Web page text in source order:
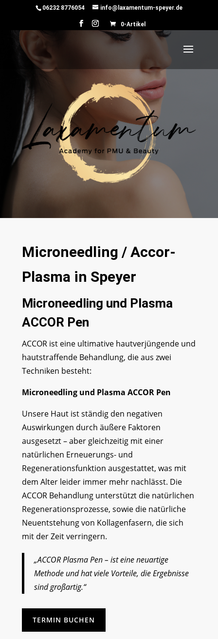
06232 8776054 info@laxamentum-speyer.de
0-Artikel
Microneedling / Accor-
Plasma in Speyer
Microneedling und Plasma
ACCOR Pen
ACCOR ist eine ultimative hautverjüngende und
hautstraffende Behandlung, die aus zwei
Techniken besteht:
Microneedling und Plasma ACCOR Pen
Unsere Haut ist ständig den negativen
Auswirkungen durch äußere Faktoren
ausgesetzt – aber gleichzeitig mit einer
natürlichen Erneuerungs- und
Regenerationsfunktion ausgestattet, was mit
dem Alter leider immer mehr nachlässt. Die
ACCOR Behandlung unterstützt die natürlichen
Regenerationsprozesse, sowie die natürliche
Neuentstehung von Kollagenfasern, die sich
mit der Zeit verringern.
„ACCOR Plasma Pen – ist eine neuartige
Methode und hat viele Vorteile, die Ergebnisse
sind großartig.“
TERMIN BUCHEN